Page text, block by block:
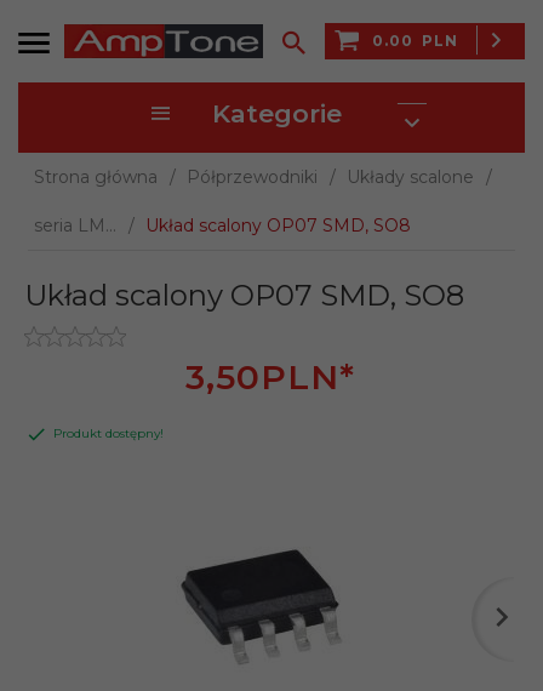
0.00 PLN
Kategorie
Strona główna Półprzewodniki Układy scalone
seria LM... Układ scalony OP07 SMD, SO8
Układ scalony OP07 SMD, SO8
3,50PLN*
Produkt dostępny!